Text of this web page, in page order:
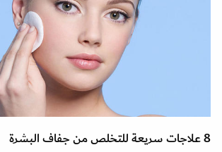
8 علاجات سريعة للتخلص من جفاف البشرة